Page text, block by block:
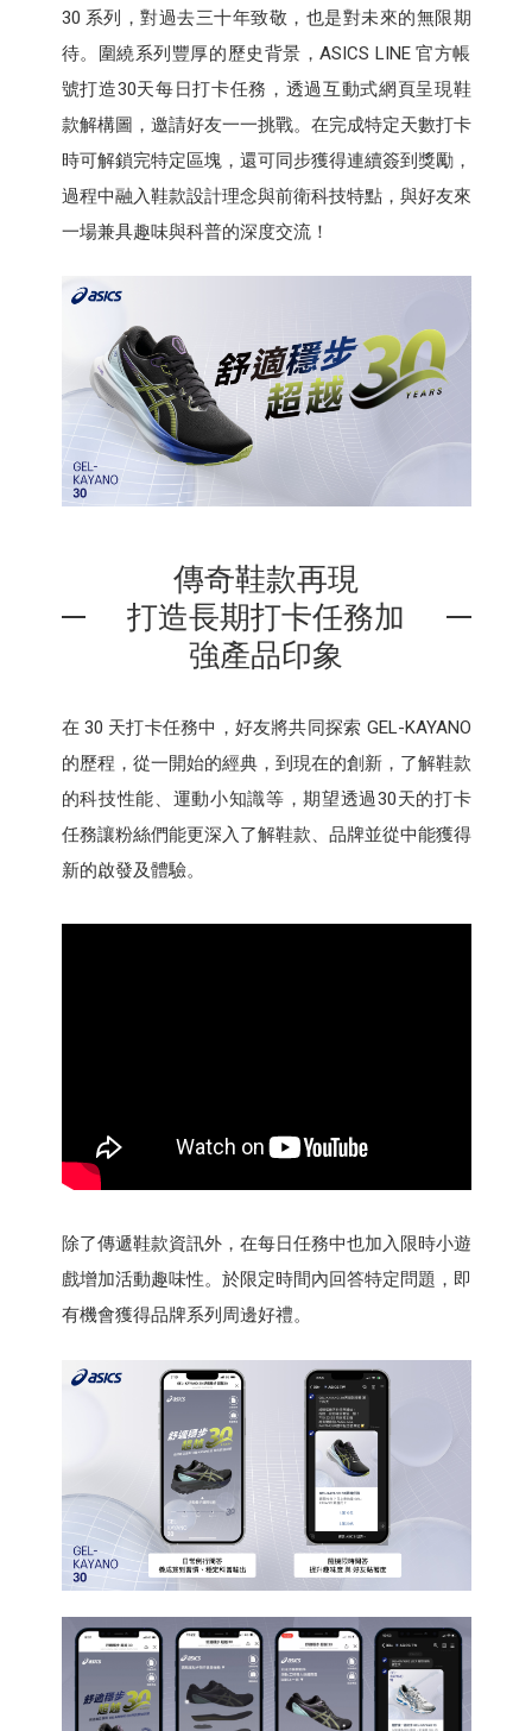
30 系列，對過去三十年致敬，也是對未來的無限期
待。圍繞系列豐厚的歷史背景，ASICS LINE 官方帳
號打造30天每日打卡任務，透過互動式網頁呈現鞋
款解構圖，邀請好友一一挑戰。在完成特定天數打卡
時可解鎖完特定區塊，還可同步獲得連續簽到獎勵，
過程中融入鞋款設計理念與前衛科技特點，與好友來
一場兼具趣味與科普的深度交流！
傳奇鞋款再現
打造長期打卡任務加
強產品印象
在 30 天打卡任務中，好友將共同探索 GEL-KAYANO
的歷程，從一開始的經典，到現在的創新，了解鞋款
的科技性能、運動小知識等，期望透過30天的打卡
任務讓粉絲們能更深入了解鞋款、品牌並從中能獲得
新的啟發及體驗。
除了傳遞鞋款資訊外，在每日任務中也加入限時小遊
戲增加活動趣味性。於限定時間內回答特定問題，即
有機會獲得品牌系列周邊好禮。